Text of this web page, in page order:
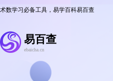
术数学习必备工具，易学百科易百查
易百查
ebaicha.cn